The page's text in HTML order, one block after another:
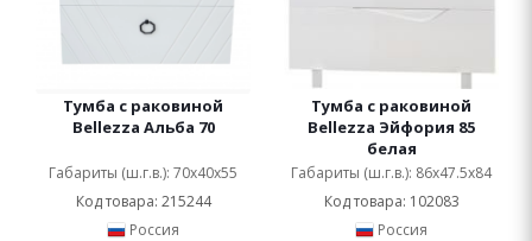
Тумба с раковиной
Bellezza Альба 70
Габариты (ш.г.в.): 70x40x55
Код товара: 215244
Россия
Тумба с раковиной
Bellezza Эйфория 85
белая
Габариты (ш.г.в.): 86x47.5x84
Код товара: 102083
Россия